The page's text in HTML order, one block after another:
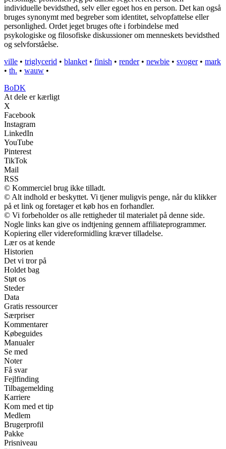
individuelle bevidsthed, selv eller egoet hos en person. Det kan også
bruges synonymt med begreber som identitet, selvopfattelse eller
personlighed. Ordet jeget bruges ofte i forbindelse med
psykologiske og filosofiske diskussioner om menneskets bevidsthed
og selvforståelse.
ville • triglycerid • blanket • finish • render• newbie • svoger• mark
• th. • wauw •
BoDK
At dele er kærligt
X
Facebook
Instagram
LinkedIn
YouTube
Pinterest
TikTok
Mail
RSS
© Kommerciel brug ikke tilladt.
© Alt indhold er beskyttet. Vi tjener muligvis penge, når du klikker
på et link og foretager et køb hos en forhandler.
© Vi forbeholder os alle rettigheder til materialet på denne side.
Nogle links kan give os indtjening gennem affiliateprogrammer.
Kopiering eller videreformidling kræver tilladelse.
Lær os at kende
Historien
Det vi tror på
Holdet bag
Støt os
Steder
Data
Gratis ressourcer
Særpriser
Kommentarer
Købeguides
Manualer
Se med
Noter
Få svar
Fejlfinding
Tilbagemelding
Karriere
Kom med et tip
Medlem
Brugerprofil
Pakke
Prisniveau